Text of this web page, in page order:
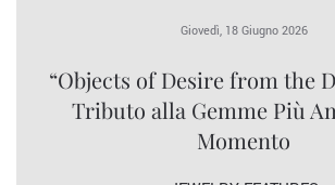
Giovedì, 18 Giugno 2026
“Objects of Desire from the
Tributo alla Gemme Più
Momento